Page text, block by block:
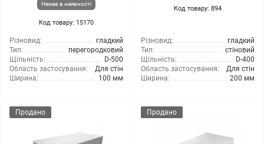
Немає в наявності
Код товару: 15170
Різновид:
гладкий
Тип:
перегородковий
Щільність:
D-500
Область застосування:
Для стін
Ширина:
100 мм
Код товару: 894
Різновид:
гладкий
Тип:
стіновий
Щільність:
D-400
Область застосування:
Для стін
Ширина:
200 мм
Продано Продано